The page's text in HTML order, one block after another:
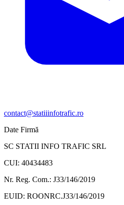
contact@statiiinfotrafic.ro
Date Firmă
SC STATII INFO TRAFIC SRL
CUI: 40434483
Nr. Reg. Com.: J33/146/2019
EUID: ROONRC.J33/146/2019